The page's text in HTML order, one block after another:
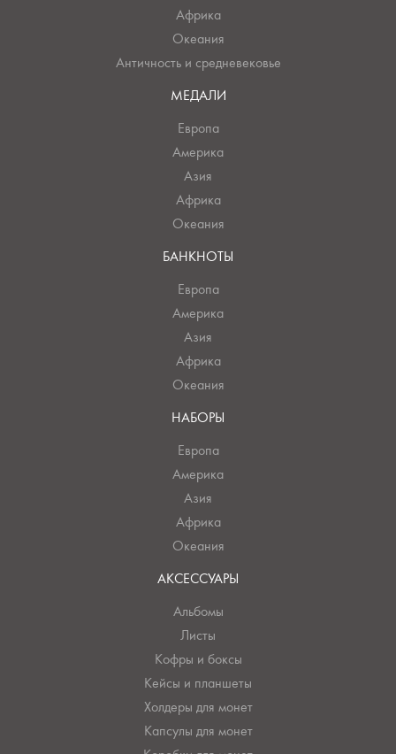
Африка
Океания
Античность и средневековье
МЕДАЛИ
Европа
Америка
Азия
Африка
Океания
БАНКНОТЫ
Европа
Америка
Азия
Африка
Океания
НАБОРЫ
Европа
Америка
Азия
Африка
Океания
АКСЕССУАРЫ
Альбомы
Листы
Кофры и боксы
Кейсы и планшеты
Холдеры для монет
Капсулы для монет